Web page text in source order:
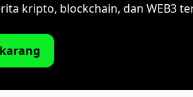
kripto, blockchain, dan WEB3